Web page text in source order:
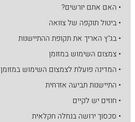
• האם אתם יורשים?
• ביטול תוקפה של צוואה
• בג"ץ האריך את תקופת ההתיישנות
• צמצום השימוש במזומן
• המדינה פועלת לצמצום השימוש במזומן
• התיישנות תביעה אזרחית
• חוזים יש לקיים
• סכסוך ירושה בנחלה חקלאית